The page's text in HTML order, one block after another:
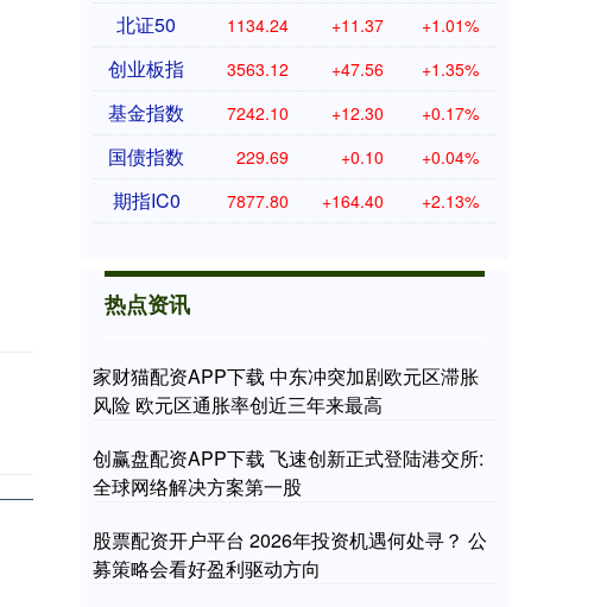
北证50 1134.24 +11.37 +1.01%
创业板指 3563.12 +47.56 +1.35%
基金指数 7242.10 +12.30 +0.17%
国债指数 229.69 +0.10 +0.04%
期指IC0 7877.80 +164.40 +2.13%
热点资讯
家财猫配资APP下载 中东冲突加剧欧元区滞胀
风险 欧元区通胀率创近三年来最高
创赢盘配资APP下载 飞速创新正式登陆港交所:
全球网络解决方案第一股
股票配资开户平台 2026年投资机遇何处寻？ 公
募策略会看好盈利驱动方向